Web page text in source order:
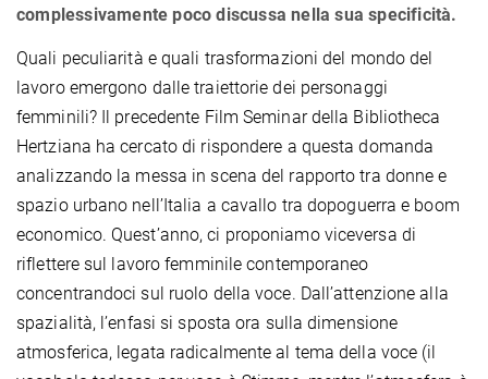
complessivamente poco discussa nella sua specificità.
Quali peculiarità e quali trasformazioni del mondo del
lavoro emergono dalle traiettorie dei personaggi
femminili? Il precedente Film Seminar della Bibliotheca
Hertziana ha cercato di rispondere a questa domanda
analizzando la messa in scena del rapporto tra donne e
spazio urbano nell’Italia a cavallo tra dopoguerra e boom
economico. Quest’anno, ci proponiamo viceversa di
riflettere sul lavoro femminile contemporaneo
concentrandoci sul ruolo della voce. Dall’attenzione alla
spazialità, l’enfasi si sposta ora sulla dimensione
atmosferica, legata radicalmente al tema della voce (il